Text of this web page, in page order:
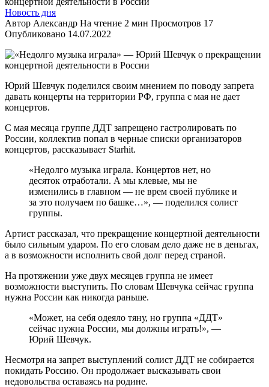
Новость дня
Автор Александр На чтение 2 мин Просмотров 17
Опубликовано 14.07.2022
Юрий Шевчук поделился своим мнением по поводу запрета
давать концерты на территории РФ, группа с мая не дает
концертов.
С мая месяца группе ДДТ запрещено гастролировать по
России, коллектив попал в черные списки организаторов
концертов, рассказывает Starhit.
«Недолго музыка играла. Концертов нет, но
десяток отработали. А мы клевые, мы не
изменились в главном — не врем своей публике и
за это получаем по башке…», — поделился солист
группы.
Артист рассказал, что прекращение концертной деятельности
было сильным ударом. По его словам дело даже не в деньгах,
а в возможности исполнить свой долг перед страной.
На протяжении уже двух месяцев группа не имеет
возможности выступить. По словам Шевчука сейчас группа
нужна России как никогда раньше.
«Может, на себя одеяло тяну, но группа «ДДТ»
сейчас нужна России, мы должны играть!», —
Юрий Шевчук.
Несмотря на запрет выступлений солист ДДТ не собирается
покидать Россию. Он продолжает высказывать свои
недовольства оставаясь на родине.